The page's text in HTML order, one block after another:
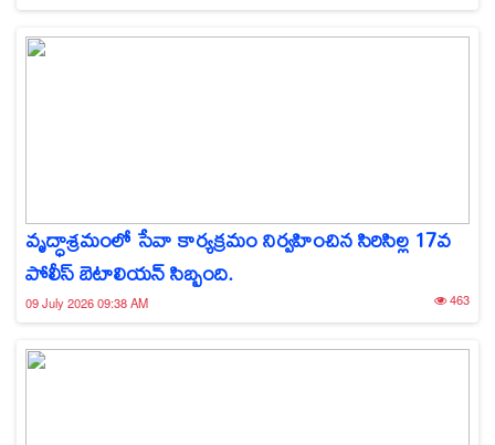
వృద్ధాశ్రమంలో సేవా కార్యక్రమం నిర్వహించిన సిరిసిల్ల 17వ
పోలీస్ బెటాలియన్ సిబ్బంది.
09 July 2026 09:38 AM 463